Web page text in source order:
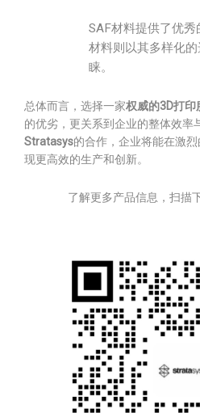
SAF材料提供了优
材料则以其多样化
睐。
总体而言，选择一家权威的3D打印
的优劣，更关系到企业的整体效率
Stratasys的合作，企业将能在激
现更高效的生产和创新。
了解更多产品信息，扫描